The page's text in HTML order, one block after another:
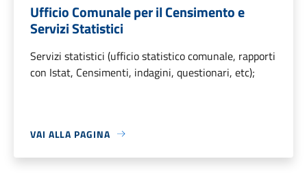
Ufficio Comunale per il Censimento e
Servizi Statistici
Servizi statistici (ufficio statistico comunale, rapporti
con Istat, Censimenti, indagini, questionari, etc);
VAI ALLA PAGINA